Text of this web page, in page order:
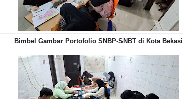
Bimbel Gambar Portofolio SNBP-SNBT di Kota Bekasi